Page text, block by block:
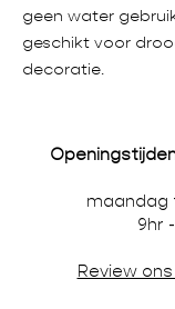
geen water
geschikt voor
decoratie.
maandag
9hr
Review